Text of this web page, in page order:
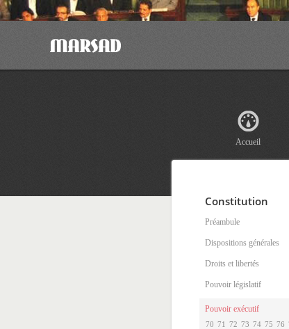
Accueil
Constitution
Préambule
Dispositions générales
Droits et libertés
Pouvoir législatif
Pouvoir exécutif
70 71 72 73 74 75 76